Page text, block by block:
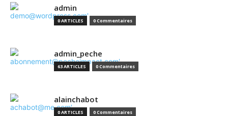
admin
0 ARTICLES 0 Commentaires
admin_peche
63 ARTICLES 0 Commentaires
alainchabot
0 ARTICLES 0 Commentaires